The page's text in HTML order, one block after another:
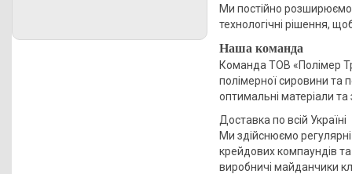
Ми постійно розширюємо
технологічні рішення,
Наша команда
Команда ТОВ «Полімер
полімерної сировини та
оптимальні матеріали та
Доставка по всій Україні
Ми здійснюємо
крейдових компаундів та
виробничі майданчики